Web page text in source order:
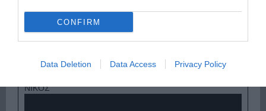
CONFIRM
Data Deletion Data Access Privacy Policy
Παρακαλώ Περιμένετε...
ΝΙΚΟΣ